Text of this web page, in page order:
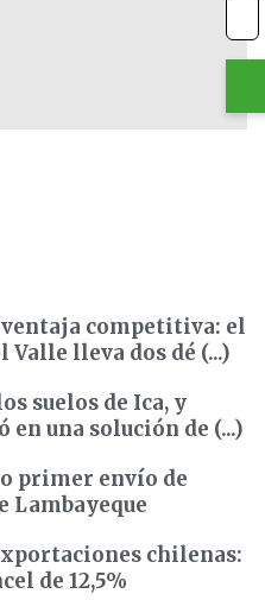
ventaja competitiva: el
Valle lleva dos dé (...)
suelos de Ica, y
una solución de (...)
primer envío de
Lambayeque
chilenas:
de 12,5%